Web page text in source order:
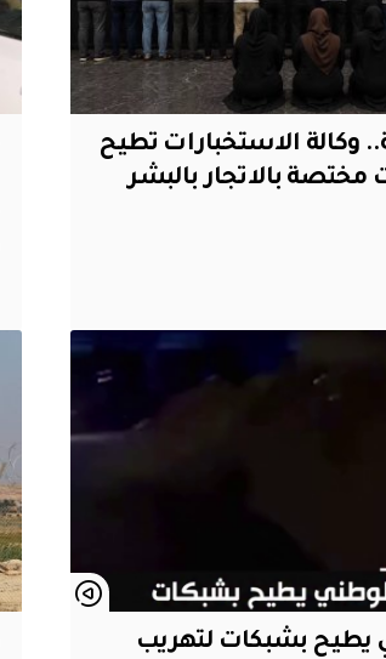
وكالة الاستخبارات تطيح
مختصة بالاتجار بالبشر
يطيح بشبكات لتهريب